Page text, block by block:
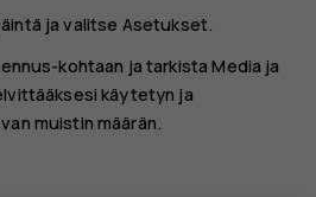
ja valitse Asetukset.
-kohtaan ja tarkistaMedia ja
käytetyn ja
muistin määrän.